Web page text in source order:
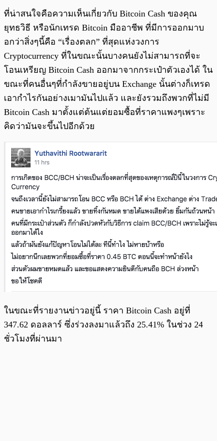
ที่น่าสนใจคือความเห็นเกี่ยวกับ Bitcoin Cash ของคุณ
ยุทธวิธี หรือนักเทรด Bitcoin มืออาชีพ ที่มีการออกมาบ
อกว่าสิ่งๆนี้คือ “เรื่องตลก” ที่สุดแห่งวงการ
Cryptocurrency ที่ในขณะนั้นบางคนยังไม่สามารถที่จะ
โอนเหรียญ Bitcoin Cash ออกมาจากกระเป๋าตัวเองได้ ใน
ขณะที่คนอื่นๆที่กำลังขายอยู่บน Exchange นั้นต่างก็เทรด
เอากำไรกันอย่างเมามันไปแล้ว และยังรวมถึงพวกที่ไม่มี
Bitcoin Cash มาตั้งแต่ต้นแต่ยอมซื้อที่ราคาแพงๆเพราะ
คิดว่ามันจะขึ้นไปอีกด้วย
ในขณะที่รายงานข่าวอยู่นี้ ราคา Bitcoin Cash อยู่ที่
347.62 ดอลลาร์ ซึ่งร่วงลงมาแล้วถึง 25.41% ในช่วง 24
ชั่วโมงที่ผ่านมา